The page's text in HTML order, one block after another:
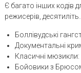
Є багато інших кодів
режисерів,
Боллівудські
Документальні
Класичні мюзикли:
Бойовики з